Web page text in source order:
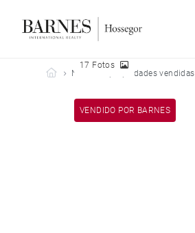
Barnes Hossegor
Nuestras propiedades vendidas
VENDIDO POR BARNES
17 Fotos